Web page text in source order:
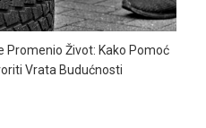
Promenio Život: Kako Pomoć
Vrata Budućnosti